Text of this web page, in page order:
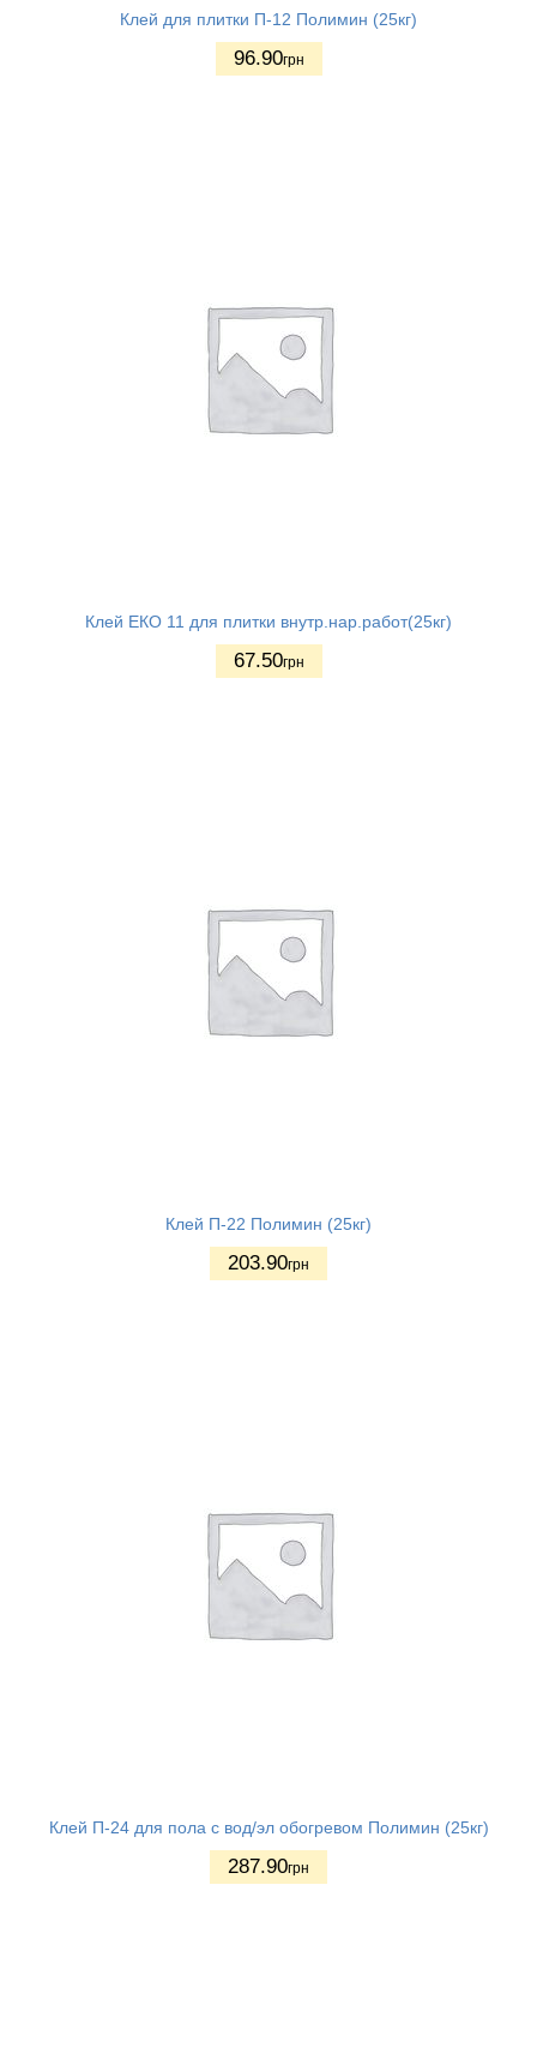
Клей для плитки П-12 Полимин (25кг)
96.90грн
Клей ЕКО 11 для плитки внутр.нар.работ(25кг)
67.50грн
Клей П-22 Полимин (25кг)
203.90грн
Клей П-24 для пола с вод/эл обогревом Полимин (25кг)
287.90грн